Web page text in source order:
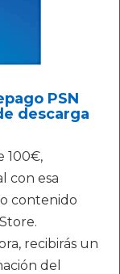
PSN
descarga
100€,
con esa
contenido
recibirás un
del